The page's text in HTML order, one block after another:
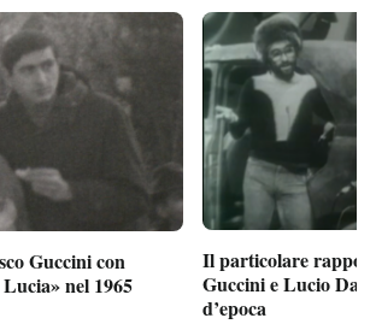
Guccini con
nel 1965
Il particolare
Guccini e Lucio
d’epoca